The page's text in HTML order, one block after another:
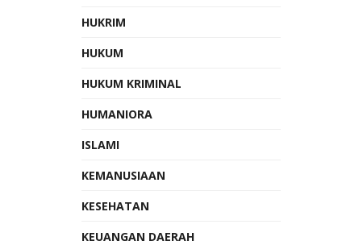
HUKRIM
HUKUM
HUKUM KRIMINAL
HUMANIORA
ISLAMI
KEMANUSIAAN
KESEHATAN
KEUANGAN DAERAH